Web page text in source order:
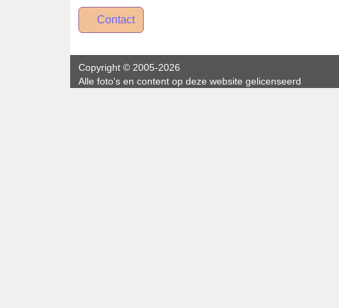
Contact
Copyright © 2005-2026
Alle foto's en content op deze website gelicenseerd